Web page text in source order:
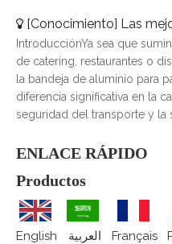
[Conocimiento] Las mejores bandejas de
IntroducciónYa sea que
de catering, restaurantes o
la bandeja de aluminio para
diferencia significativa en la
seguridad del transporte y la
ENLACE RÁPIDO
Productos
English العربية Français